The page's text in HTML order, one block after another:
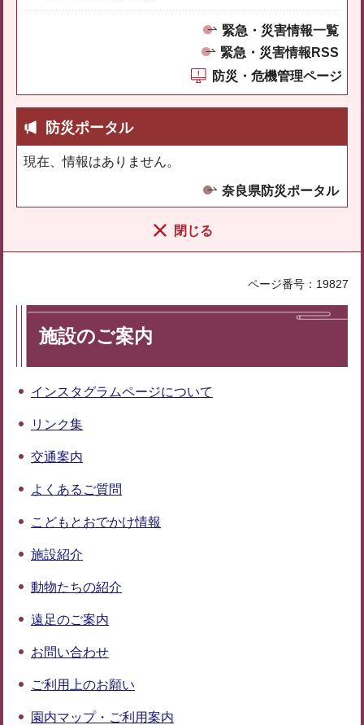
緊急・災害情報一覧
緊急・災害情報RSS
防災・危機管理ページ
防災ポータル
現在、情報はありません。
奈良県防災ポータル
閉じる
ページ番号：19827
施設のご案内
インスタグラムページについて
リンク集
交通案内
よくあるご質問
こどもとおでかけ情報
施設紹介
動物たちの紹介
遠足のご案内
お問い合わせ
ご利用上のお願い
園内マップ・ご利用案内